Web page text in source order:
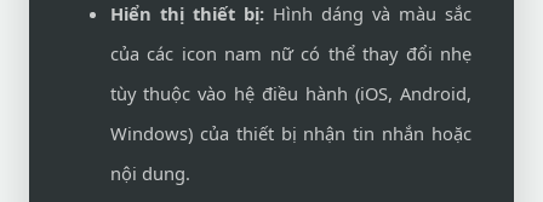
Hiển thị thiết bị: Hình dáng và màu sắc
của các icon nam nữ có thể thay đổi nhẹ
tùy thuộc vào hệ điều hành (iOS, Android,
Windows) của thiết bị nhận tin nhắn hoặc
nội dung.